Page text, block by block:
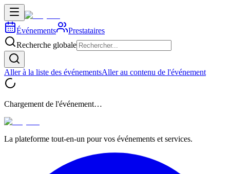
Événements
Prestataires
Recherche globale
Aller à la liste des événementsAller au contenu de l'événement
Chargement de l'événement…
La plateforme tout-en-un pour vos événements et services.